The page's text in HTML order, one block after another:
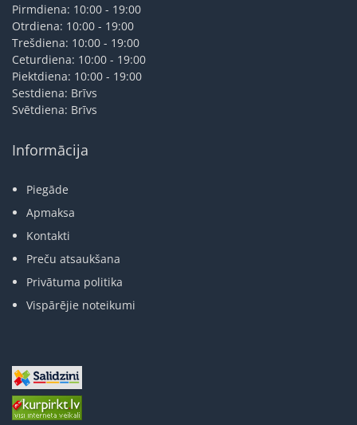
Pirmdiena: 10:00 - 19:00
Otrdiena: 10:00 - 19:00
Trešdiena: 10:00 - 19:00
Ceturdiena: 10:00 - 19:00
Piektdiena: 10:00 - 19:00
Sestdiena: Brīvs
Svētdiena: Brīvs
Informācija
Piegāde
Apmaksa
Kontakti
Preču atsaukšana
Privātuma politika
Vispārējie noteikumi